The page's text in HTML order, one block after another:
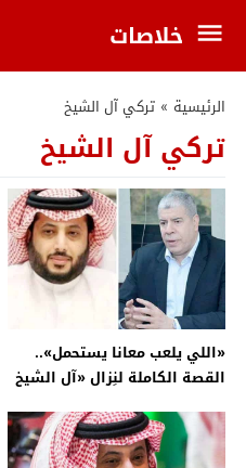
خلاصات
الرئيسية » تركي آل الشيخ
تركي آل الشيخ
«اللي يلعب معانا يستحمل»..
القصة الكاملة لنِزال «آل الشيخ